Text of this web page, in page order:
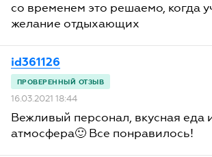
со временем это решаемо, когда
желание отдыхающих
id361126
16.03.2021 18:44
Вежливый персонал, вкусная еда
атмосфера🙂 Все понравилось!